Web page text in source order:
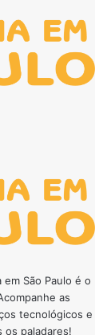
São Paulo é o
as
tecnológicos e
os paladares!